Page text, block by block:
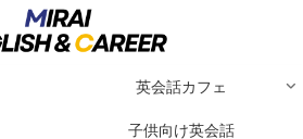
英会話カフェ
子供向け英会話